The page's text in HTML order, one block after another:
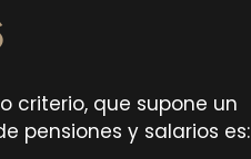
criterio, que supone un
pensiones y salarios es: